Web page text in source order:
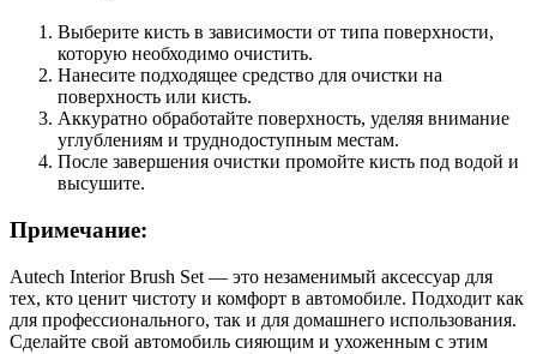
Выберите кисть в зависимости от типа поверхности,
которую необходимо очистить.
Нанесите подходящее средство для очистки на
поверхность или кисть.
Аккуратно обработайте поверхность, уделяя внимание
углублениям и труднодоступным местам.
После завершения очистки промойте кисть под водой и
высушите.
Примечание:
Autech Interior Brush Set — это незаменимый аксессуар для
тех, кто ценит чистоту и комфорт в автомобиле. Подходит как
для профессионального, так и для домашнего использования.
Сделайте свой автомобиль сияющим и ухоженным с этим